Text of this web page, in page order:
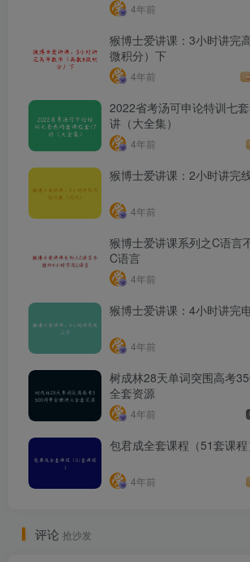
4年前
猴博士爱讲课：3小时讲完
微积分）下
4年前
2022省考汤可申论特训七
讲（大全集）
4年前
猴博士爱讲课：2小时讲完
4年前
猴博士爱讲课系列之C语言
C语言
4年前
猴博士爱讲课：4小时讲完
4年前
树成林28天单词突围高考
全套资源
4年前
包君成全套课程（51套课程
4年前
评论 抢沙发